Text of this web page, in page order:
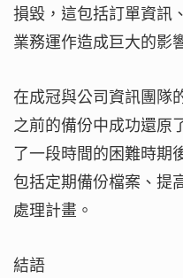
損毀，這包括訂單資訊
業務運作造成巨大的影
在成冠與公司資訊團隊
之前的備份中成功還原
了一段時間的困難時期
包括定期備份檔案、提
處理計畫。
結語